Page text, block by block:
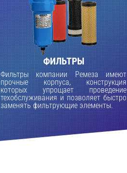
ФИЛЬТРЫ
Фильтры компании Ремеза имеют
прочные корпуса, конструкция
которых упрощает проведение
техобслуживания и позволяет быстро
заменять фильтрующие элементы.